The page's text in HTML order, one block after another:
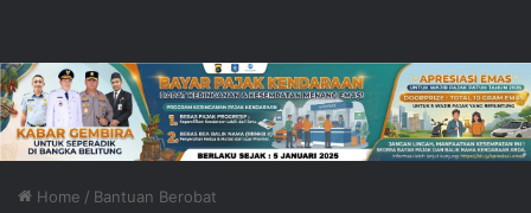
Home / Bantuan Berobat